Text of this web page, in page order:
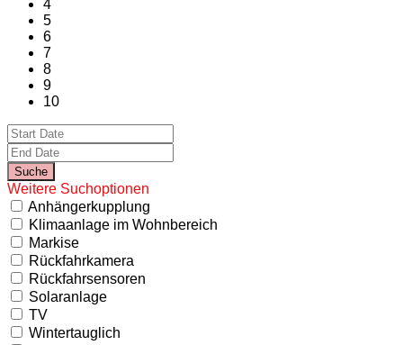
4
5
6
7
8
9
10
Weitere Suchoptionen
Anhängerkupplung
Klimaanlage im Wohnbereich
Markise
Rückfahrkamera
Rückfahrsensoren
Solaranlage
TV
Wintertauglich